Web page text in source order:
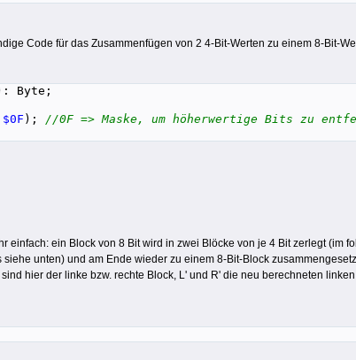
Code für das Zusammenfügen von 2 4-Bit-Werten zu einem 8-Bit-
Byte;
$0F ); //0F => Maske, um höherwertige Bits zu
einfach: ein Block von 8 Bit wird in zwei Blöcke von je 4 Bit zerlegt (im
unten) und am Ende wieder zu einem 8-Bit-Block
hier der linke bzw. rechte Block, L' und R' die neu berechneten